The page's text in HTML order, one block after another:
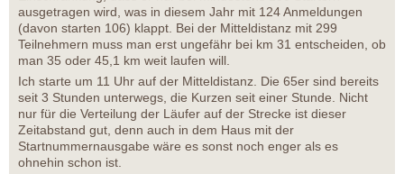
ausgetragen wird, was in diesem Jahr mit 124 Anmeldungen
(davon starten 106) klappt. Bei der Mitteldistanz mit 299
Teilnehmern muss man erst ungefähr bei km 31 entscheiden, ob
man 35 oder 45,1 km weit laufen will.
Ich starte um 11 Uhr auf der Mitteldistanz. Die 65er sind bereits
seit 3 Stunden unterwegs, die Kurzen seit einer Stunde. Nicht
nur für die Verteilung der Läufer auf der Strecke ist dieser
Zeitabstand gut, denn auch in dem Haus mit der
Startnummernausgabe wäre es sonst noch enger als es
ohnehin schon ist.